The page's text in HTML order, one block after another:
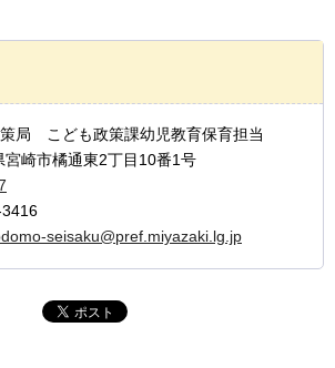
局 こども政策課幼児教育保育担当
崎市橘通東2丁目10番1号
seisaku@pref.miyazaki.lg.jp